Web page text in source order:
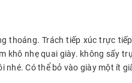
thoáng. Trách tiếp xúc trực
khô nhẹ quai giày. không sấy
nhé. Có thể bỏ vào giày một ít